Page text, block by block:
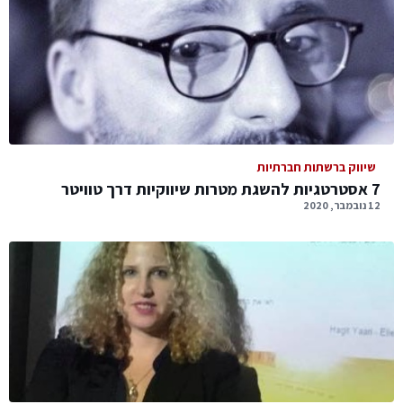
שיווק ברשתות חברתיות
7 אסטרטגיות להשגת מטרות שיווקיות דרך טוויטר
12 נובמבר, 2020